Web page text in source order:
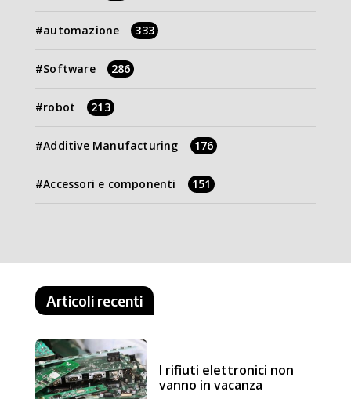
automazione 333
Software 286
robot 213
Additive Manufacturing 176
Accessori e componenti 151
Articoli recenti
I rifiuti elettronici non
vanno in vacanza